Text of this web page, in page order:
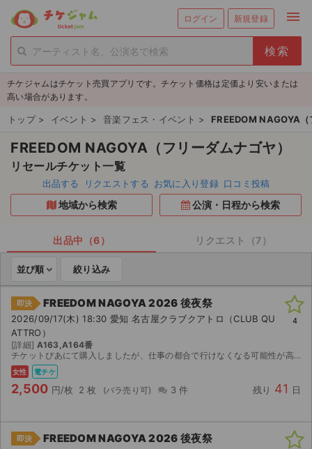
ログイン 新規登録 menu
person_add 新規会員登録
チケットを探す
新着チケット
値下げしたチケット
都道府県からチケットを探す
もうすぐ開催のチケット
チケットのリクエスト一覧
取扱チケット
ライブ・コンサート（国内）
ライブ・コンサート（海外）
イベント
スポーツ
チケジャムはチケット売買アプリです。チケット価格は定価より安いまたは
高い場合があります。
トップ > イベント > 音楽フェス・イベント > FREEDOM NAGOYA
FREEDOM NAGOYA（フリーダムナゴヤ）
リセールチケット一覧
出品する リクエストする お気に入り登録 口コミ投稿
地域から検索 公演・日程から検索
出品中（6） リクエスト（7）
並び順 絞り込み
即決 FREEDOM NAGOYA 2026 後夜祭
2026/09/17(木) 18:30 愛知 名古屋クラブクアトロ（CLUB QU
ATTRO）
[詳細] A163,A164番
チケットぴあにて購入しましたが、仕事の都合で行けなくなる可能性が高いため出品させていただきます。 代金確認次第、メールアドレスなどご希望のものを使ってチケットを送ります。 宜しくお願いします。
女性 電チケ
2,500 円/枚 2 枚 3 件 残り 41 日
4
即決 FREEDOM NAGOYA 2026 後夜祭